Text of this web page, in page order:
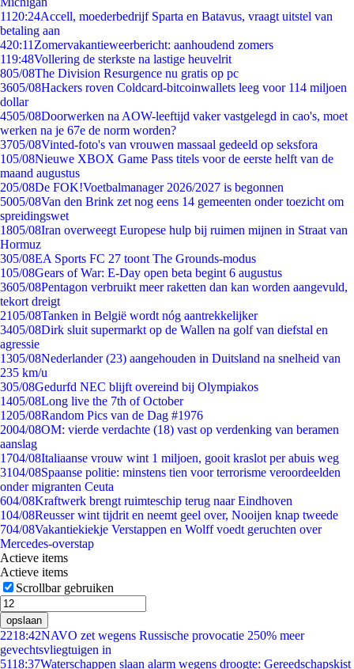
11 20:24Accell, moederbedrijf Sparta en Batavus, vraagt uitstel van
betaling aan
420:11 Zomervakantieweerbericht: aanhoudend zomers
119:48Vollering de sterkste na lastige heuvelrit
805/08The Division Resurgence nu gratis op pc
3605/08Hackers roven Coldcard-bitcoinwallets leeg voor 114 miljoen
dollar
4505/08Doorwerken na AOW-leeftijd vaker vastgelegd in cao's, moet
werken na je 67e de norm worden?
3705/08Vinted-foto's van vrouwen massaal gedeeld op seksfora
105/08Nieuwe XBOX Game Pass titels voor de eerste helft van de
maand augustus
205/08De FOK!Voetbalmanager 2026/2027 is begonnen
5005/08Van den Brink zet nog eens 14 gemeenten onder toezicht om
spreidingswet
1805/08Iran overweegt Europese hulp bij ruimen mijnen in Straat van
Hormuz
305/08EA Sports FC 27 toont The Grounds-modus
105/08Gears of War: E-Day open beta begint 6 augustus
3605/08Pentagon verbruikt meer raketten dan kan worden aangevuld,
tekort dreigt
2105/08Tanken in België wordt nóg aantrekkelijker
3405/08Dirk sluit supermarkt op de Wallen na golf van diefstal en
agressie
1305/08Nederlander (23) aangehouden in Duitsland na snelheid van
235 km/u
305/08Gedurfd NEC blijft overeind bij Olympiakos
1405/08Long live the 7th of October
1205/08Random Pics van de Dag #1976
2004/08OM: vierde verdachte (18) vast op verdenking van beramen
aanslag
1704/08Italiaanse vrouw wint 1 miljoen, gooit kraslot per abuis weg
3104/08Spaanse politie: minstens tien voor terrorisme veroordeelden
onder migranten Ceuta
604/08Kraftwerk brengt ruimteschip terug naar Eindhoven
104/08Reusser wint tijdrit en neemt geel over, Nooijen knap tweede
704/08Vakantiekiekje Verstappen en Wolff voedt geruchten over
Mercedes-overstap
Actieve items
Actieve items
Scrollbar gebruiken
opslaan
2218:42NAVO zet wegens Russische provocatie 250% meer
gevechtsvliegtuigen in
5118:37Waterschappen slaan alarm wegens droogte: Gereedschapskist